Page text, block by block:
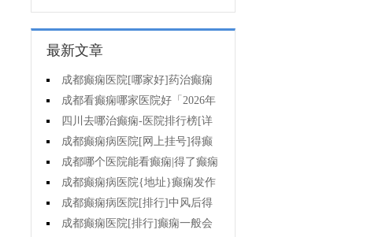
最新文章
成都癫痫医院[哪家好]药治癫痫
病怎么效果好?
成都看癫痫哪家医院好「2026年
度公布」立冬后癫痫病人应多注意
什么?
四川去哪治癫痫-医院排行榜[详
细排名]四川哪儿能有效治疗癫痫?
成都癫痫病医院[网上挂号]得癫
痫的女性母乳喂养时要注意什么?
成都哪个医院能看癫痫|得了癫痫
会有什么症状?
成都癫痫病医院{地址}癫痫发作
跟哪些因素有关?
成都癫痫病医院[排行]中风后得
的癫痫能治吗
成都癫痫医院[排行]癫痫一般会